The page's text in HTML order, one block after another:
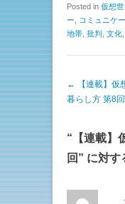
し
て
T
w
i
t
で
共
有
い
ウ
ィ
ン
Posted in 仮想
ー
コミュニケ
地帯 批判 文化
投稿ナビゲー
←
【連載】仮
暮らし方 第8回
“ 【連載
回 ” に対す